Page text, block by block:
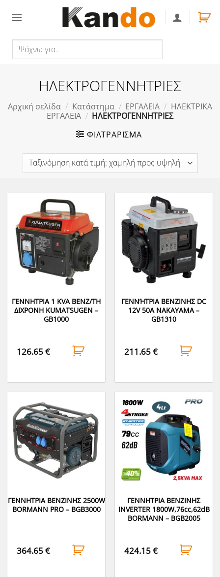
για..
ΗΛΕΚΤΡΟΓΕΝΝΗΤΡΙΕΣ
Αρχική σελίδα / Κατάστημα / ΕΡΓΑΛΕΙΑ / ΗΛΕΚΤΡΙΚΑ
ΕΡΓΑΛΕΙΑ / ΗΛΕΚΤΡΟΓΕΝΝΗΤΡΙΕΣ
ΦΙΛΤΡΆΡΙΣΜΑ
ΓΕΝΝΗΤΡΙΑ 1 KVA BENZ/TH
ΔΙΧΡΟΝΗ KUMATSUGEN –
GB1000
126.65€
ΓΕΝΝΉΤΡΙΑ ΒΕΝΖΙΝΗΣ DC
12V 50A NAKAYAMA –
GB1310
211.65€
ΓΕΝΝΗΤΡΙΑ ΒΕΝΖΙΝΗΣ 2500W
BORMANN PRO – BGB3000
364.65€
ΓΕΝΝΗΤΡΙΑ ΒΕΝΖΙΝΗΣ
INVERTER 1800W,76cc,62dB
BORMANN – BGB2005
424.15€